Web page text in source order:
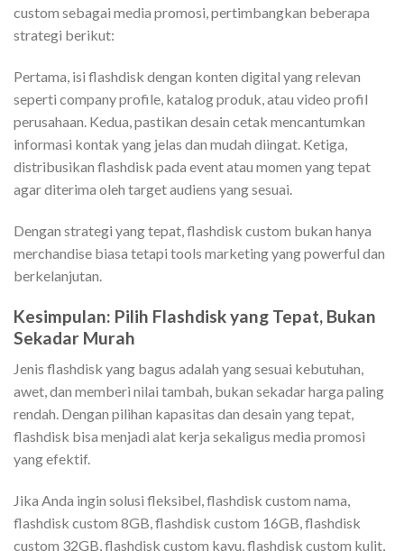
custom sebagai media promosi, pertimbangkan beberapa
strategi berikut:
Pertama, isi flashdisk dengan konten digital yang relevan
seperti company profile, katalog produk, atau video profil
perusahaan. Kedua, pastikan desain cetak mencantumkan
informasi kontak yang jelas dan mudah diingat. Ketiga,
distribusikan flashdisk pada event atau momen yang tepat
agar diterima oleh target audiens yang sesuai.
Dengan strategi yang tepat, flashdisk custom bukan hanya
merchandise biasa tetapi tools marketing yang powerful dan
berkelanjutan.
Kesimpulan: Pilih Flashdisk yang Tepat, Bukan
Sekadar Murah
Jenis flashdisk yang bagus adalah yang sesuai kebutuhan,
awet, dan memberi nilai tambah, bukan sekadar harga paling
rendah. Dengan pilihan kapasitas dan desain yang tepat,
flashdisk bisa menjadi alat kerja sekaligus media promosi
yang efektif.
Jika Anda ingin solusi fleksibel, flashdisk custom nama,
flashdisk custom 8GB, flashdisk custom 16GB, flashdisk
custom 32GB, flashdisk custom kayu, flashdisk custom kulit,